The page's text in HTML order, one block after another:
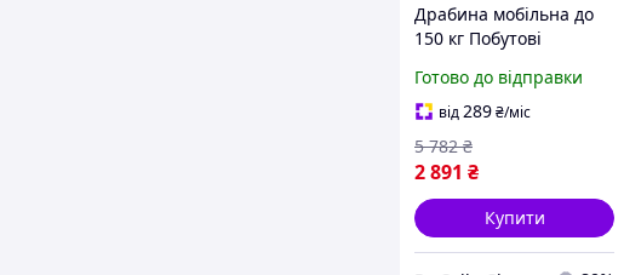
Драбина мобільна до
150 кг Побутові
Драбина для дому та
ремонту Драбина
алюмінієва
телескопічна 12 щаблів
Готово до відправки
від289₴/міс
2 891 ₴
5 782 ₴
Купити